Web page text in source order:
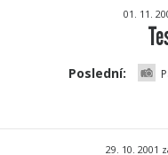
01. 11.
Poslední:
29. 10. 2001